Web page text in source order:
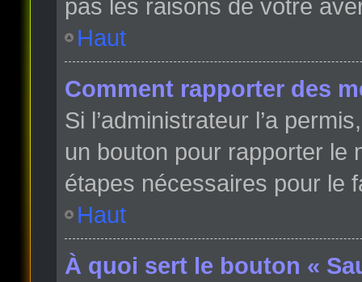
pas les raisons de votre
Haut
Comment rapporter des
Si l’administrateur l’a
un bouton pour rapporter le
étapes nécessaires pour le
Haut
À quoi sert le bouton «